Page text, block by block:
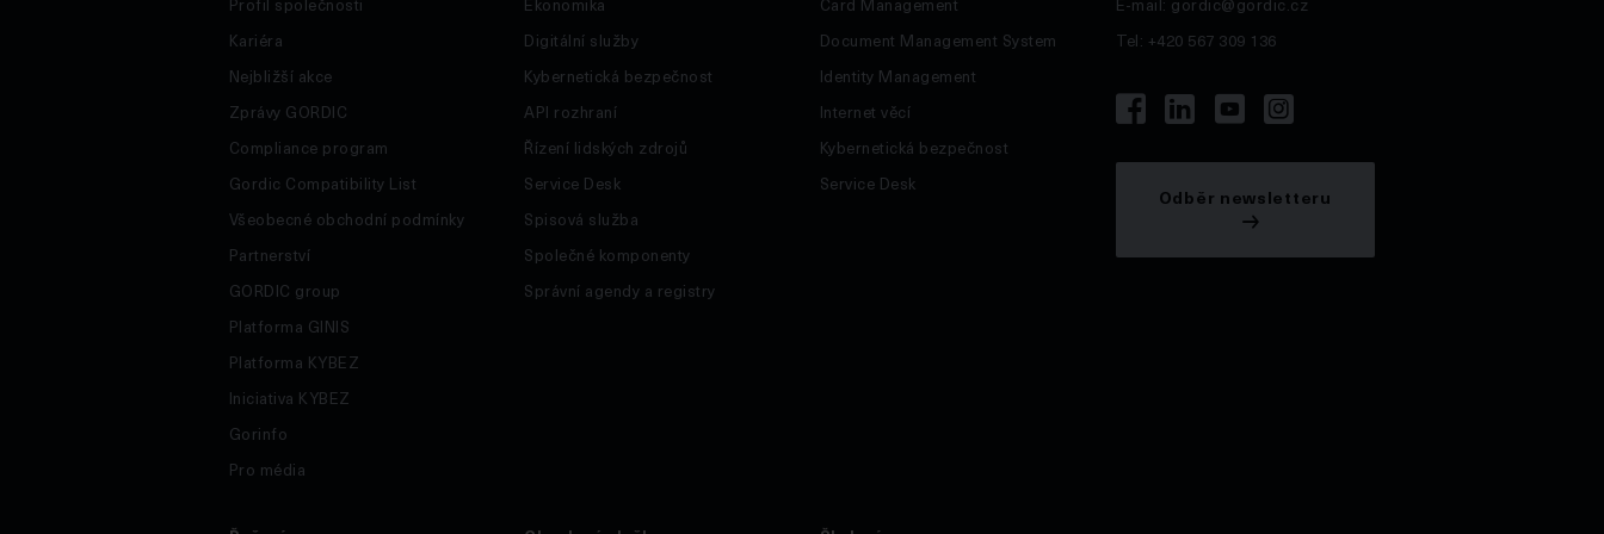
Kariéra
Nejbližší akce
Zprávy GORDIC
Compliance program
Gordic Compatibility List
Všeobecné obchodní podmínky
Partnerství
GORDIC group
Platforma GINIS
Platforma KYBEZ
Iniciativa KYBEZ
Gorinfo
Pro média
Digitální služby
Kybernetická bezpečnost
API rozhraní
Řízení lidských zdrojů
Service Desk
Spisová služba
Společné komponenty
Správní agendy a registry
Document Management System
Identity Management
Internet věcí
Kybernetická bezpečnost
Service Desk
Tel: +420 567 309 136
Odběr newsletteru